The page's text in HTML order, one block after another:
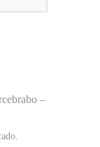
–